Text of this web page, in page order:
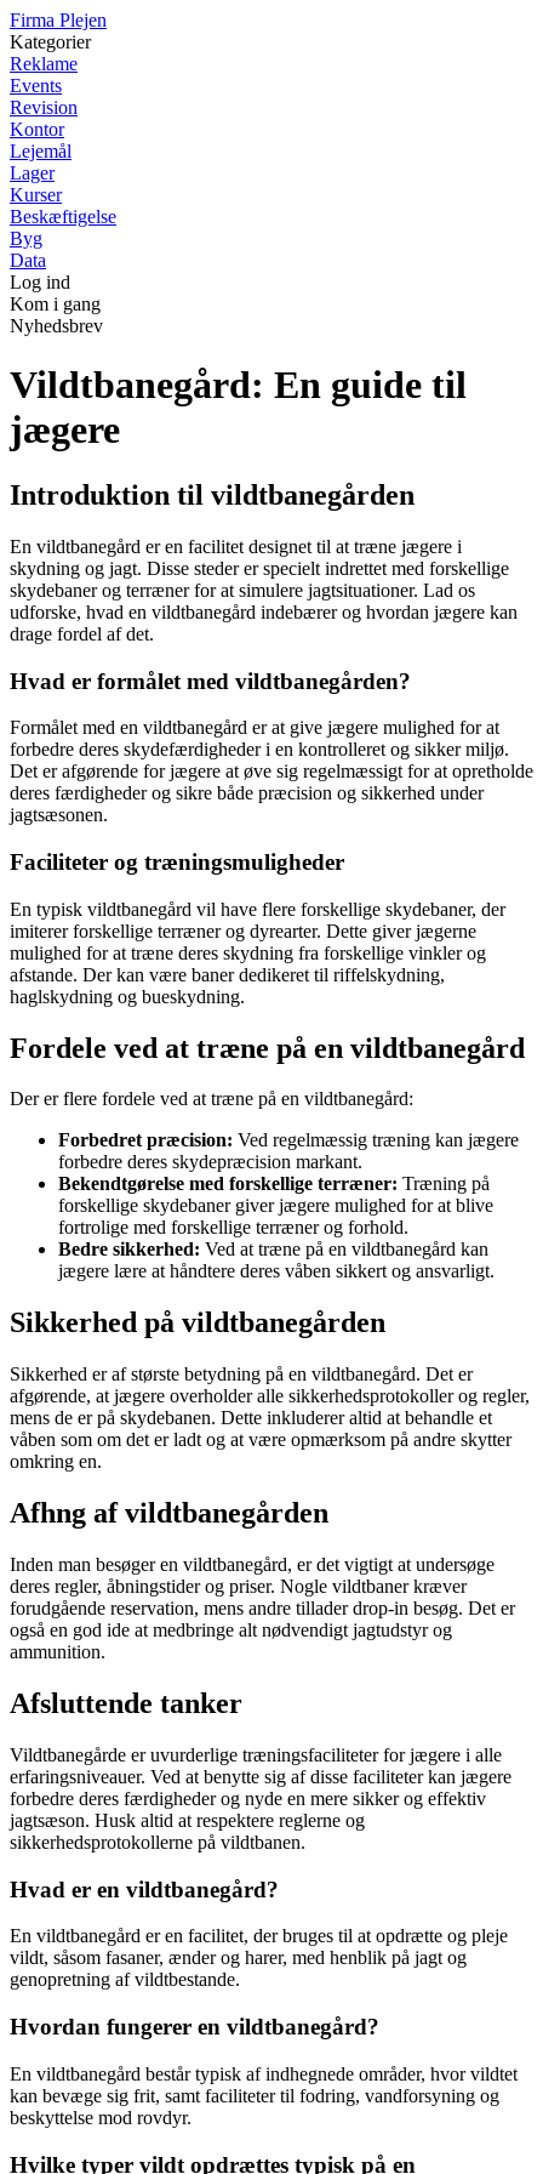
Firma Plejen
Kategorier
Reklame
Events
Revision
Kontor
Lejemål
Lager
Kurser
Beskæftigelse
Byg
Data
Log ind
Kom i gang
Nyhedsbrev
Vildtbanegård: En guide til
jægere
Introduktion til vildtbanegården
En vildtbanegård er en facilitet designet til at træne jægere i
skydning og jagt. Disse steder er specielt indrettet med forskellige
skydebaner og terræner for at simulere jagtsituationer. Lad os
udforske, hvad en vildtbanegård indebærer og hvordan jægere kan
drage fordel af det.
Hvad er formålet med vildtbanegården?
Formålet med en vildtbanegård er at give jægere mulighed for at
forbedre deres skydefærdigheder i en kontrolleret og sikker miljø.
Det er afgørende for jægere at øve sig regelmæssigt for at opretholde
deres færdigheder og sikre både præcision og sikkerhed under
jagtsæsonen.
Faciliteter og træningsmuligheder
En typisk vildtbanegård vil have flere forskellige skydebaner, der
imiterer forskellige terræner og dyrearter. Dette giver jægerne
mulighed for at træne deres skydning fra forskellige vinkler og
afstande. Der kan være baner dedikeret til riffelskydning,
haglskydning og bueskydning.
Fordele ved at træne på en vildtbanegård
Der er flere fordele ved at træne på en vildtbanegård:
Forbedret præcision: Ved regelmæssig træning kan jægere
forbedre deres skydepræcision markant.
Bekendtgørelse med forskellige terræner: Træning på
forskellige skydebaner giver jægere mulighed for at blive
fortrolige med forskellige terræner og forhold.
Bedre sikkerhed: Ved at træne på en vildtbanegård kan
jægere lære at håndtere deres våben sikkert og ansvarligt.
Sikkerhed på vildtbanegården
Sikkerhed er af største betydning på en vildtbanegård. Det er
afgørende, at jægere overholder alle sikkerhedsprotokoller og regler,
mens de er på skydebanen. Dette inkluderer altid at behandle et
våben som om det er ladt og at være opmærksom på andre skytter
omkring en.
Afhng af vildtbanegården
Inden man besøger en vildtbanegård, er det vigtigt at undersøge
deres regler, åbningstider og priser. Nogle vildtbaner kræver
forudgående reservation, mens andre tillader drop-in besøg. Det er
også en god ide at medbringe alt nødvendigt jagtudstyr og
ammunition.
Afsluttende tanker
Vildtbanegårde er uvurderlige træningsfaciliteter for jægere i alle
erfaringsniveauer. Ved at benytte sig af disse faciliteter kan jægere
forbedre deres færdigheder og nyde en mere sikker og effektiv
jagtsæson. Husk altid at respektere reglerne og
sikkerhedsprotokollerne på vildtbanen.
Hvad er en vildtbanegård?
En vildtbanegård er en facilitet, der bruges til at opdrætte og pleje
vildt, såsom fasaner, ænder og harer, med henblik på jagt og
genopretning af vildtbestande.
Hvordan fungerer en vildtbanegård?
En vildtbanegård består typisk af indhegnede områder, hvor vildtet
kan bevæge sig frit, samt faciliteter til fodring, vandforsyning og
beskyttelse mod rovdyr.
Hvilke typer vildt opdrættes typisk på en